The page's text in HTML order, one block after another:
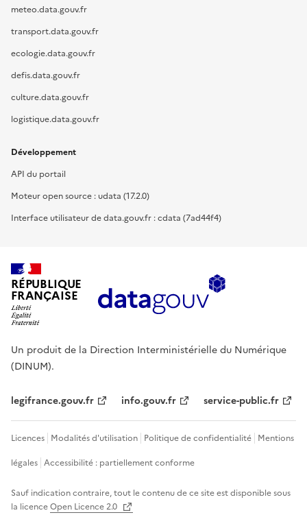
meteo.data.gouv.fr
transport.data.gouv.fr
ecologie.data.gouv.fr
defis.data.gouv.fr
culture.data.gouv.fr
logistique.data.gouv.fr
Développement
API du portail
Moteur open source : udata (17.2.0)
Interface utilisateur de data.gouv.fr : cdata (7ad44f4)
RÉPUBLIQUE
FRANÇAISE
Un produit de la Direction Interministérielle du Numérique
(DINUM).
legifrance.gouv.fr info.gouv.fr service-public.fr
Licences Modalités d'utilisation Politique de confidentialité Mentions
légales Accessibilité : partiellement conforme
Sauf indication contraire, tout le contenu de ce site est disponible sous
la licenceOpen Licence 2.0